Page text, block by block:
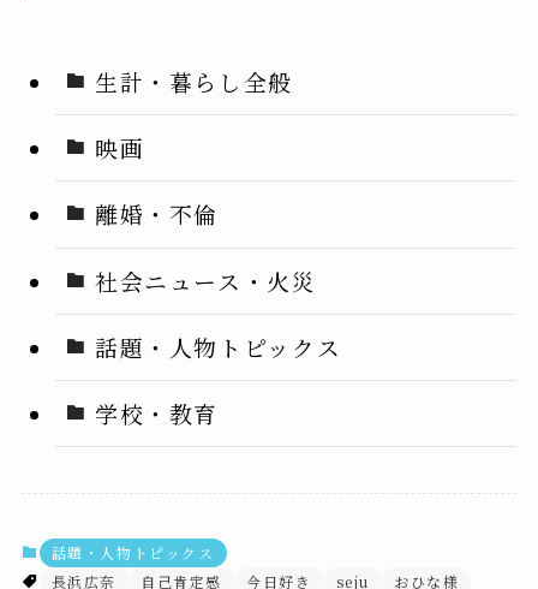
生計・暮らし全般
映画
離婚・不倫
社会ニュース・火災
話題・人物トピックス
学校・教育
話題・人物トピックス
長浜広奈
自己肯定感 今日好き seju
おひな様